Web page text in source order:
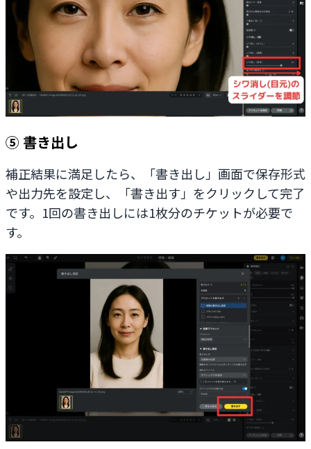
⑤ 書き出し
補正結果に満足したら、「書き出し」画面で保存形式
や出力先を設定し、「書き出す」をクリックして完了
です。1回の書き出しには1枚分のチケットが必要で
す。